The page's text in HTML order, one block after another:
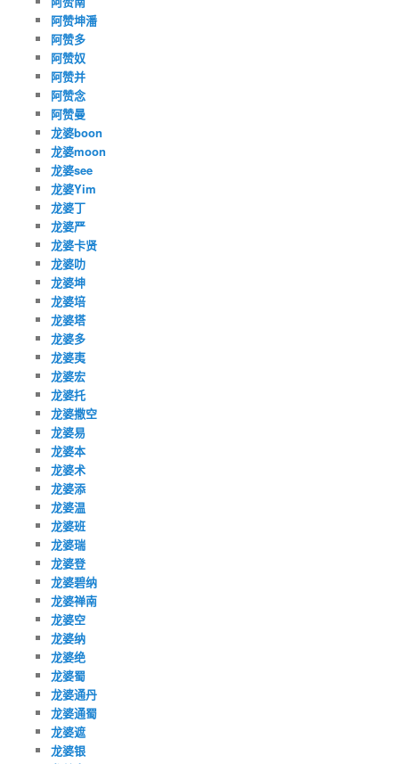
阿赞坤潘
阿赞多
阿赞奴
阿赞并
阿赞念
阿赞曼
龙婆boon
龙婆moon
龙婆see
龙婆Yim
龙婆丁
龙婆严
龙婆卡贤
龙婆叻
龙婆坤
龙婆培
龙婆塔
龙婆多
龙婆夷
龙婆宏
龙婆托
龙婆撒空
龙婆易
龙婆本
龙婆术
龙婆添
龙婆温
龙婆班
龙婆瑞
龙婆登
龙婆碧纳
龙婆禅南
龙婆空
龙婆纳
龙婆绝
龙婆蜀
龙婆通丹
龙婆通蜀
龙婆遮
龙婆银